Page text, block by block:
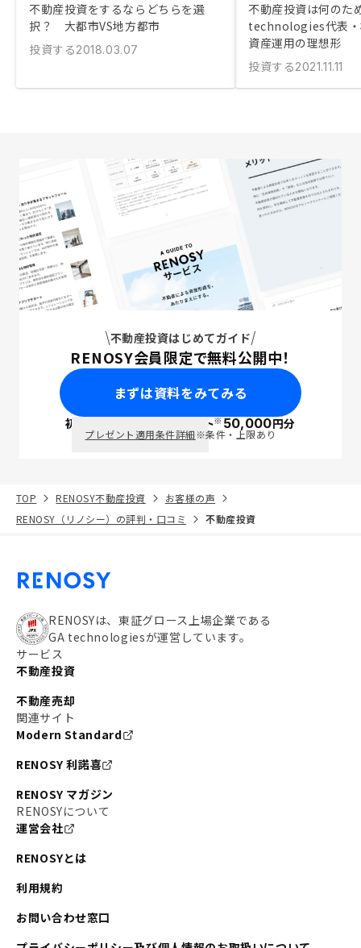
不動産投資をするならどちらを選
択？ 大都市VS地方都市
投資する2018.03.07
不動産投資は何のた
technologies代表・
資産運用の理想形
投資する2021.11.11
不動産投資はじめてガイド
RENOSY会員限定で無料公開中！
まずは資料をみてみる
初回面談で ポイント※50,000円分
プレゼント適用条件詳細※条件・上限あり
TOP RENOSY不動産投資
お客様の声
RENOSY（リノシー）の評判・口コミ
不動産投資
RENOSYは、東証グロース上場企業である
GA technologiesが運営しています。
サービス
不動産投資
不動産売却
関連サイト
Modern Standard
RENOSY 利諾喜
RENOSY マガジン
RENOSYについて
運営会社
RENOSYとは
利用規約
お問い合わせ窓口